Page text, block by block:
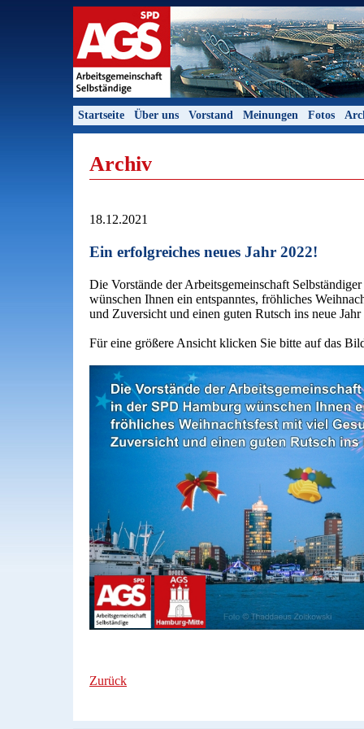
Startseite Über uns Vorstand Meinungen Fotos
Archiv
18.12.2021
Ein erfolgreiches neues Jahr 2022!
Die Vorstände der Arbeitsgemeinschaft
wünschen Ihnen ein entspanntes, fröhliches
und Zuversicht und einen guten Rutsch ins neue
Für eine größere Ansicht klicken Sie bitte auf das
Zurück